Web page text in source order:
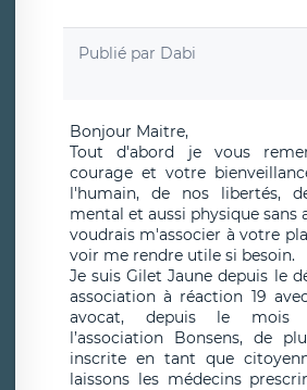
Publié par Dabi
Bonjour Maitre,
Tout d'abord je vous
courage et votre
l'humain, de nos libertés,
mental et aussi physique sans
voudrais m'associer à votre
voir me rendre utile si besoin.
Je suis Gilet Jaune depuis le
association à réaction 19
avocat, depuis le mois
l’association Bonsens, de
inscrite en tant que
laissons les médecins